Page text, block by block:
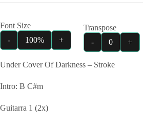
Font Size
-
100% +
Transpose
-
0 +
Under Cover Of Darkness – Stroke
Intro: B C#m
Guitarra 1 (2x)